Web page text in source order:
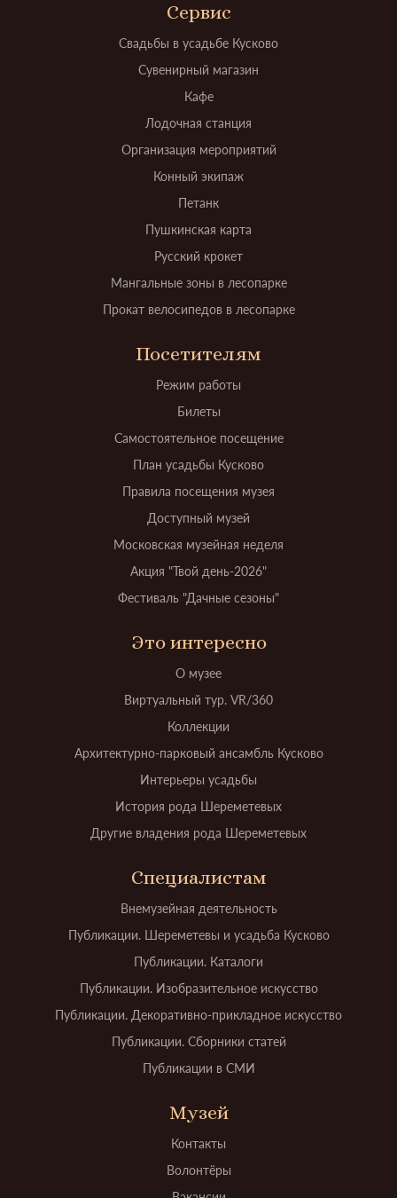
Сервис
Свадьбы в усадьбе Кусково
Сувенирный магазин
Кафе
Лодочная станция
Организация мероприятий
Конный экипаж
Петанк
Пушкинская карта
Русский крокет
Мангальные зоны в лесопарке
Прокат велосипедов в лесопарке
Посетителям
Режим работы
Билеты
Самостоятельное посещение
План усадьбы Кусково
Правила посещения музея
Доступный музей
Московская музейная неделя
Акция "Твой день-2026"
Фестиваль "Дачные сезоны"
Это интересно
О музее
Виртуальный тур. VR/360
Коллекции
Архитектурно-парковый ансамбль Кусково
Интерьеры усадьбы
История рода Шереметевых
Другие владения рода Шереметевых
Специалистам
Внемузейная деятельность
Публикации. Шереметевы и усадьба Кусково
Публикации. Каталоги
Публикации. Изобразительное искусство
Публикации. Декоративно-прикладное искусство
Публикации. Сборники статей
Публикации в СМИ
Музей
Контакты
Волонтёры